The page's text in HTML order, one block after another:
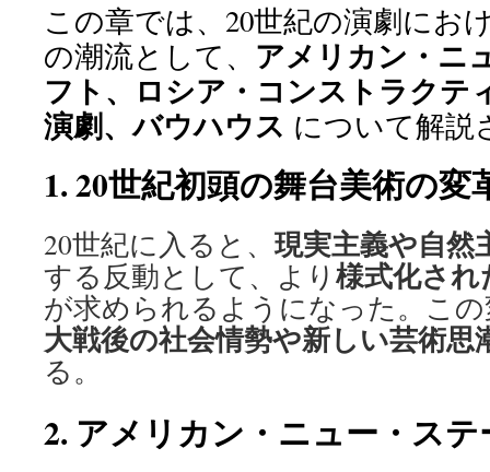
プ
この章では、20世紀の演劇にお
の潮流として、 アメリカン・ニ
フト、ロシア・コンストラクテ
演劇、バウハウス について解説
1. 20世紀初頭の舞台美術の変
20世紀に入ると、 現実主義や自然
する反動として、より 様式化さ
が求められるようになった。こ
大戦後の社会情勢や新しい芸術思
る。
2. アメリカン・ニュー・ス